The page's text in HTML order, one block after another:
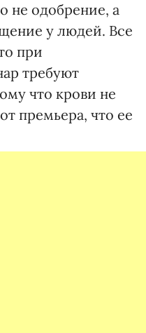
не одобрение, а
у людей. Все
при
требуют
что крови не
премьера, что ее